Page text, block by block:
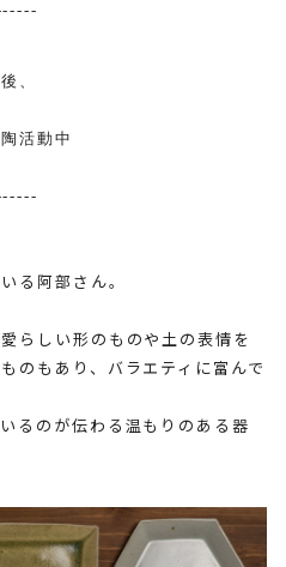
、
活動中
る阿部さん。
らしい形のものや土の表情を
のもあり、バラエティに富んで
るのが伝わる温もりのある器